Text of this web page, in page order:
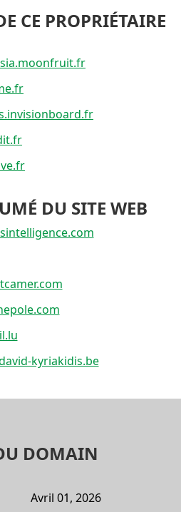
CE PROPRIÉTAIRE
DU SITE WEB
kyriakidis.be
DOMAIN
Avril 01, 2026